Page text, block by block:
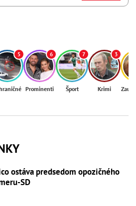
5 6
Prominenti
7
Šport
3
Krimi
ostáva predsedom opozičného
SD